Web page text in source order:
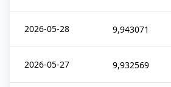
2026-05-28 9,943071
2026-05-27 9,932569